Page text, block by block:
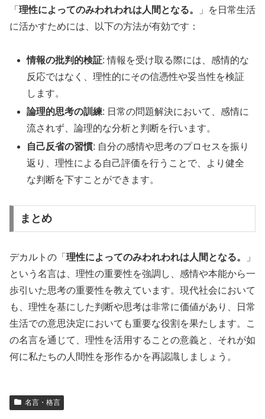
「 理性によってのみわれわれは人間となる。
」を日常生活
に活かすためには、以下の方法が有効です：
情報の批判的検証: 情報を受け取る際には、感情的な
反応ではなく、理性的にその信憑性や妥当性を検証
します。
論理的思考の訓練: 日常の問題解決において、感情に
流されず、論理的な分析と判断を行います。
自己反省の習慣: 自分の感情や思考のプロセスを振り
返り、理性による自己評価を行うことで、より健全
な判断を下すことができます。
まとめ
デカルトの「 理性によってのみわれわれは人間となる。
」
という名言は、理性の重要性を強調し、感情や本能から一
歩引いた思考の重要性を教えています。現代社会において
も、理性を基にした判断や思考は非常に価値があり、日常
生活での意思決定においても重要な役割を果たします。こ
の名言を通じて、理性を活用することの意義と、それが如
何に私たちの人間性を形作るかを再認識しましょう。
名言・格言